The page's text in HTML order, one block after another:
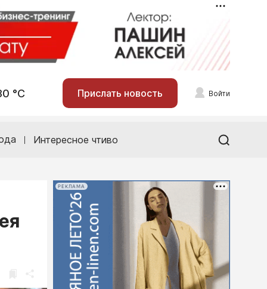
°С Прислать новость Войти
Интересное чтиво
РЕКЛАМА